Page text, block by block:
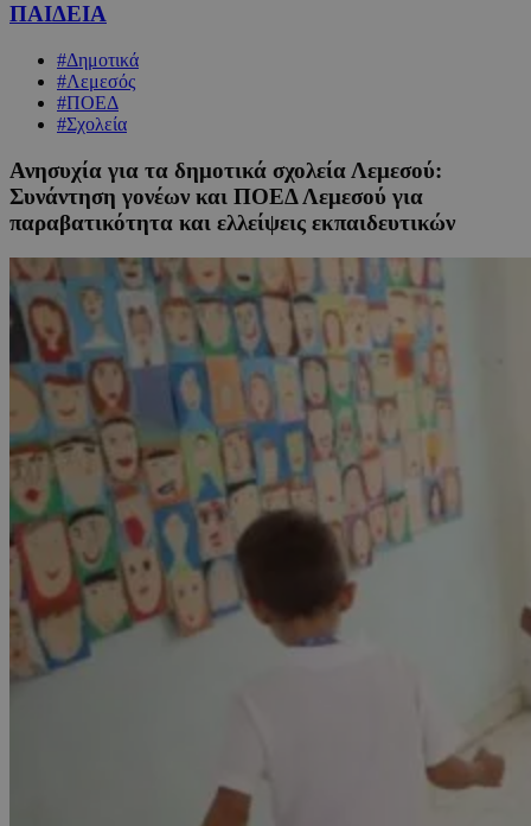
ΠΑΙΔΕΙΑ
#Δημοτικά
#Λεμεσός
#ΠΟΕΔ
#Σχολεία
Ανησυχία για τα δημοτικά σχολεία Λεμεσού:
Συνάντηση γονέων και ΠΟΕΔ Λεμεσού για
παραβατικότητα και ελλείψεις εκπαιδευτικών